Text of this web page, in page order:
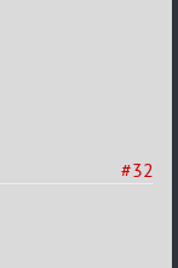
#32